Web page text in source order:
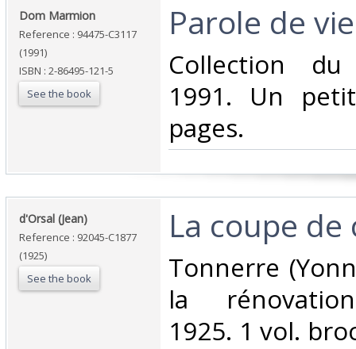
‎Dom Marmion‎
Reference : 94475-C3117
(1991)
ISBN : 2-86495-121-5
See the book
‎Parole de
‎Collection
1991. Un
pages. ‎
‎d'Orsal (Jean)‎
Reference : 92045-C1877
(1925)
See the book
‎La coupe de
‎Tonnerre
la
1925. 1 vol.